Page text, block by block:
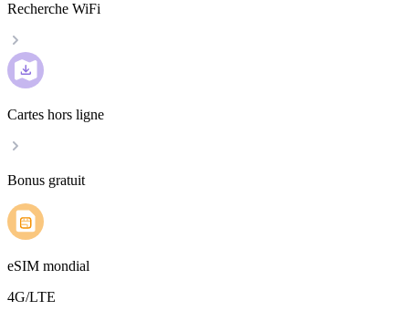
Recherche WiFi
Cartes hors ligne
Bonus gratuit
eSIM mondial
4G/LTE